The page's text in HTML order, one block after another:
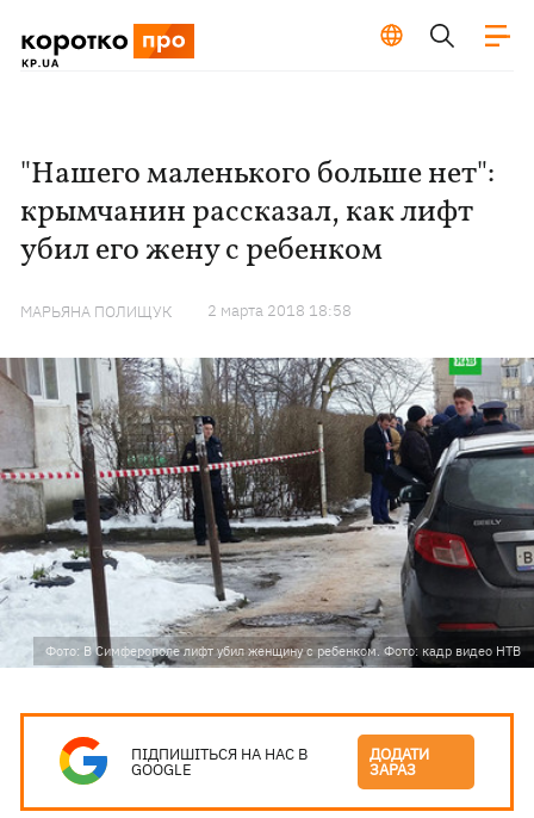
"Нашего маленького больше нет":
крымчанин рассказал, как лифт
убил его жену с ребенком
МАРЬЯНА ПОЛИЩУК 2 марта 2018 18:58
Фото: В Симферополе лифт убил женщину с ребенком. Фото: кадр видео НТВ
ПІДПИШІТЬСЯ НА НАС В
GOOGLE
ДОДАТИ
ЗАРАЗ